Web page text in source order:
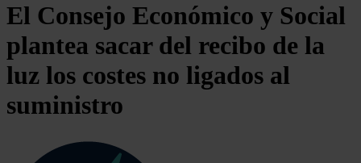
El Consejo Económico y Social
plantea sacar del recibo de la
luz los costes no ligados al
suministro